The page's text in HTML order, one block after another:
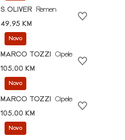
S.OLIVER
Remen
49,95 KM
Novo
MARCO TOZZI
Cipele
105,00 KM
Novo
MARCO TOZZI
Cipele
105,00 KM
Novo